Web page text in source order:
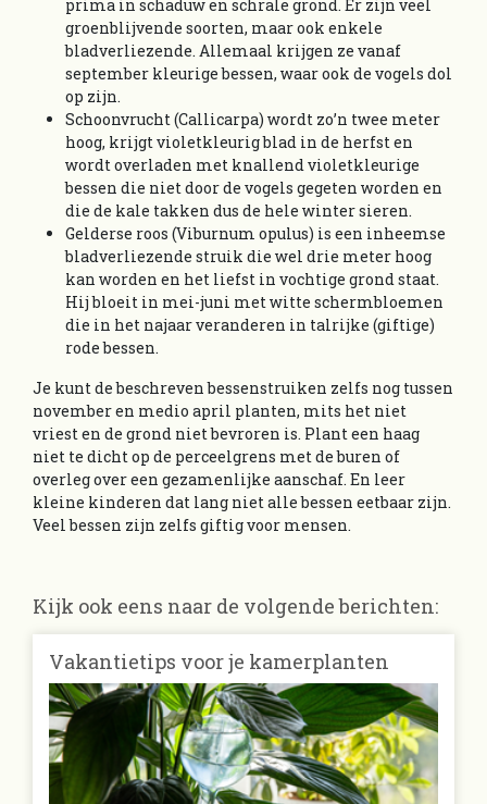
prima in schaduw en schrale grond. Er zijn veel
groenblijvende soorten, maar ook enkele
bladverliezende. Allemaal krijgen ze vanaf
september kleurige bessen, waar ook de vogels dol
op zijn.
Schoonvrucht (Callicarpa) wordt zo’n twee meter
hoog, krijgt violetkleurig blad in de herfst en
wordt overladen met knallend violetkleurige
bessen die niet door de vogels gegeten worden en
die de kale takken dus de hele winter sieren.
Gelderse roos (Viburnum opulus) is een inheemse
bladverliezende struik die wel drie meter hoog
kan worden en het liefst in vochtige grond staat.
Hij bloeit in mei-juni met witte schermbloemen
die in het najaar veranderen in talrijke (giftige)
rode bessen.
Je kunt de beschreven bessenstruiken zelfs nog tussen
november en medio april planten, mits het niet
vriest en de grond niet bevroren is. Plant een haag
niet te dicht op de perceelgrens met de buren of
overleg over een gezamenlijke aanschaf. En leer
kleine kinderen dat lang niet alle bessen eetbaar zijn.
Veel bessen zijn zelfs giftig voor mensen.
Kijk ook eens naar de volgende berichten:
Vakantietips voor je kamerplanten